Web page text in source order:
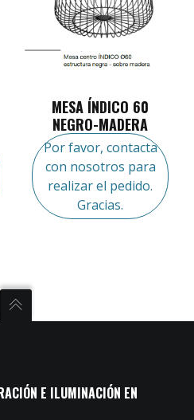
MESA ÍNDICO 60
NEGRO-MADERA
Por favor, contacta
con nosotros para
realizar el pedido.
Gracias.
E ILUMINACIÓN EN